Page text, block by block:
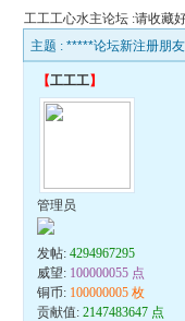
工工工心水主论坛 :请收藏
主题 :*****论坛新注册朋
【工工工】
管理员
发帖:4294967295
威望: 100000055 点
铜币: 100000005 枚
贡献值:2147483647 点